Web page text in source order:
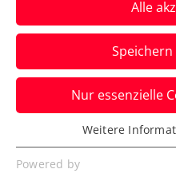
Wann? Wo?
Lilli Tagger wagt
zwischen
Verfasst von: , 20.04.2025
Alle
Nur essenzielle
Essenziell
Essenzielle Cookies
Weitere
Powered by